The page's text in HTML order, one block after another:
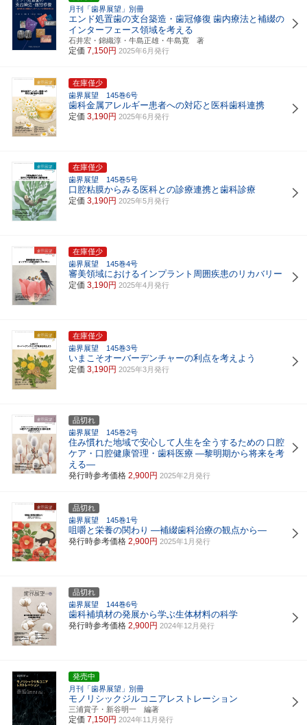
月刊「歯界展望」別冊
エンド処置歯の支台築造・歯冠修復 歯内療法と補綴の
インターフェース領域を考える
石井宏・錦織淳・牛島正雄・牛島寛 著
定価 7,150円 2025年6月発行
在庫僅少
歯界展望 145巻6号
歯科金属アレルギー患者への対応と医科歯科連携
定価 3,190円 2025年6月発行
在庫僅少
歯界展望 145巻5号
口腔粘膜からみる医科との診療連携と歯科診療
定価 3,190円 2025年5月発行
在庫僅少
歯界展望 145巻4号
審美領域におけるインプラント周囲疾患のリカバリー
定価 3,190円 2025年4月発行
在庫僅少
歯界展望 145巻3号
いまこそオーバーデンチャーの利点を考えよう
定価 3,190円 2025年3月発行
品切れ
歯界展望 145巻2号
住み慣れた地域で安心して人生を全うするための 口腔
ケア・口腔健康管理・歯科医療 ―黎明期から将来を考
える―
発行時参考価格 2,900円 2025年2月発行
品切れ
歯界展望 145巻1号
咀嚼と栄養の関わり ―補綴歯科治療の観点から―
発行時参考価格 2,900円 2025年1月発行
品切れ
歯界展望 144巻6号
歯科補填材の発展から学ぶ生体材料の科学
発行時参考価格 2,900円 2024年12月発行
発売中
月刊「歯界展望」別冊
モノリシックジルコニアレストレーション
三浦賞子・新谷明一 編著
定価 7,150円 2024年11月発行